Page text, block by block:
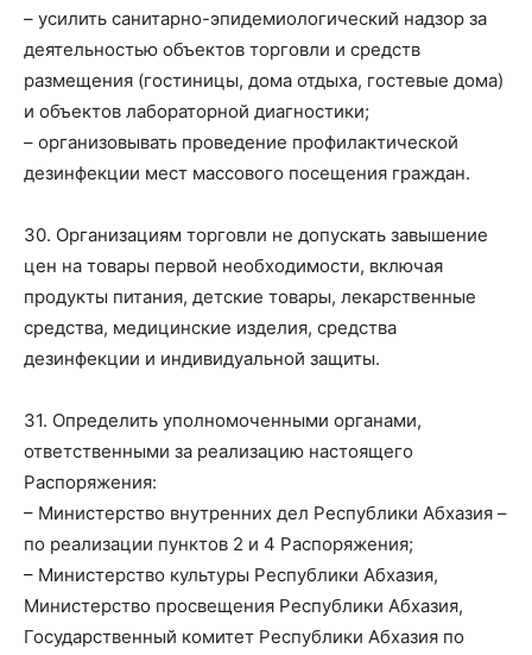
– усилить санитарно-эпидемиологический надзор за
деятельностью объектов торговли и средств
размещения (гостиницы, дома отдыха, гостевые дома)
и объектов лабораторной диагностики;
– организовывать проведение профилактической
дезинфекции мест массового посещения граждан.
30. Организациям торговли не допускать завышение
цен на товары первой необходимости, включая
продукты питания, детские товары, лекарственные
средства, медицинские изделия, средства
дезинфекции и индивидуальной защиты.
31. Определить уполномоченными органами,
ответственными за реализацию настоящего
Распоряжения:
– Министерство внутренних дел Республики Абхазия –
по реализации пунктов 2 и 4 Распоряжения;
– Министерство культуры Республики Абхазия,
Министерство просвещения Республики Абхазия,
Государственный комитет Республики Абхазия по